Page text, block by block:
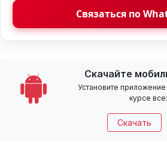
Связаться по
Скачайте
Установите
курсе
Скачать